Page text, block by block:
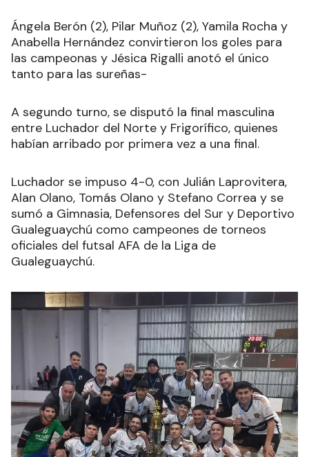
Ángela Berón (2), Pilar Muñoz (2), Yamila Rocha y
Anabella Hernández convirtieron los goles para
las campeonas y Jésica Rigalli anotó el único
tanto para las sureñas-
A segundo turno, se disputó la final masculina
entre Luchador del Norte y Frigorífico, quienes
habían arribado por primera vez a una final.
Luchador se impuso 4-0, con Julián Laprovitera,
Alan Olano, Tomás Olano y Stefano Correa y se
sumó a Gimnasia, Defensores del Sur y Deportivo
Gualeguaychú como campeones de torneos
oficiales del futsal AFA de la Liga de
Gualeguaychú.